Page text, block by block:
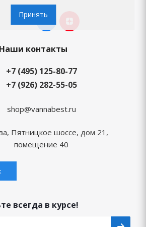
Наши контакты
+7 (495) 125-80-77
+7 (926) 282-55-05
shop@vannabest.ru
Пятницкое шоссе, дом 21,
помещение 40
всегда в курсе!
Принять